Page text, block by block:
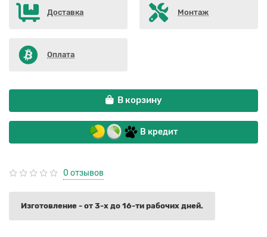
Доставка Монтаж
Оплата
В корзину
В кредит
0 отзывов
Изготовление - от 3-х до 16-ти рабочих дней.